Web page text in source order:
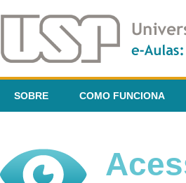
SOBRE COMO FUNCIONA